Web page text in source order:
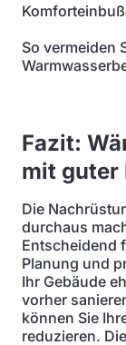
So vermeiden
Fazit:
mit guter
Die
durchaus
Entscheidend
Planung und
Ihr Gebäude
vorher
können Sie
reduzieren.